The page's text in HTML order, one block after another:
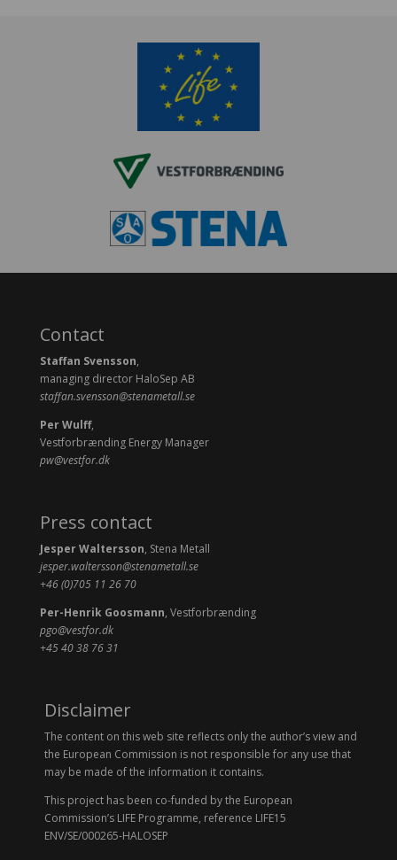
Contact
Staffan Svensson,
managing director HaloSep AB
staffan.svensson@stenametall.se
Per Wulff,
Vestforbrænding Energy Manager
pw@vestfor.dk
Press contact
Jesper Waltersson, Stena Metall
jesper.waltersson@stenametall.se
+46 (0)705 11 26 70
Per-Henrik Goosmann, Vestforbrænding
pgo@vestfor.dk
+45 40 38 76 31
Disclaimer
The content on this web site reflects only the author’s view and
the European Commission is not responsible for any use that
may be made of the information it contains.
This project has been co-funded by the European
Commission’s LIFE Programme, reference LIFE15
ENV/SE/000265-HALOSEP